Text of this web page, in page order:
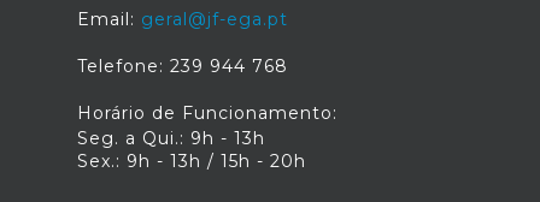
Email: geral@jf-ega.pt
Telefone: 239 944 768
Horário de Funcionamento:
Seg. a Qui.: 9h - 13h
Sex.: 9h - 13h / 15h - 20h